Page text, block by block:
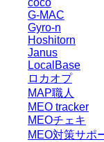
coco
G-MAC
Gyro-n
Hoshitorn
Janus
LocalBase
ロカオプ
MAP職人
MEO tracker
MEOチェキ
MEO対策サポ